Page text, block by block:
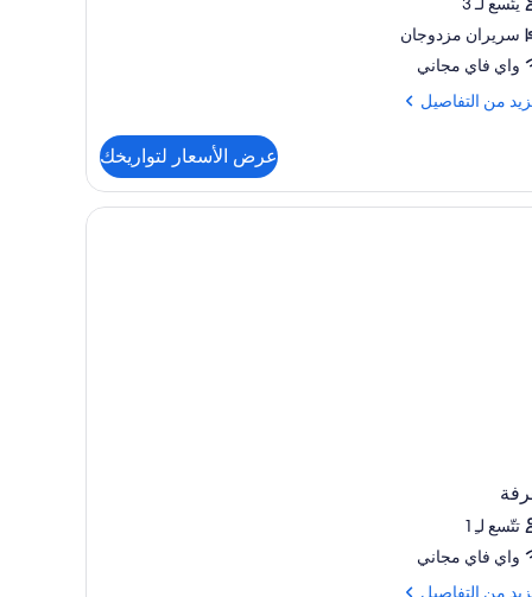
سريران مزدوجان
واي فاي مجاني
من التفاصيل
عرض الأسعار لتواريخك
مجانًا
تتّسع لـِ 1
واي فاي مجاني
من التفاصيل